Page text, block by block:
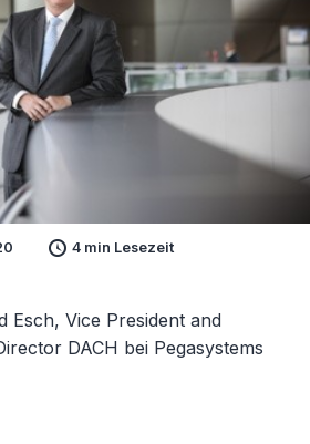
4 min Lesezeit
Esch, Vice President and
DACH bei Pegasystems